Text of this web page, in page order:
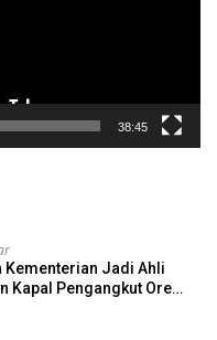
38:45
Kementerian Jadi Ahli
Kapal Pengangkut Ore